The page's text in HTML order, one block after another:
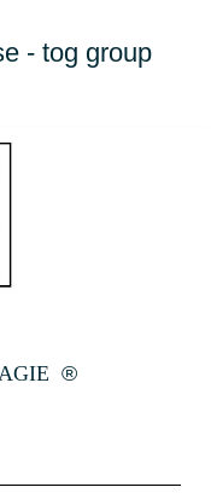
- tog group
®